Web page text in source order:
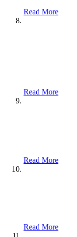
Read More
Read More
Read More
Read More